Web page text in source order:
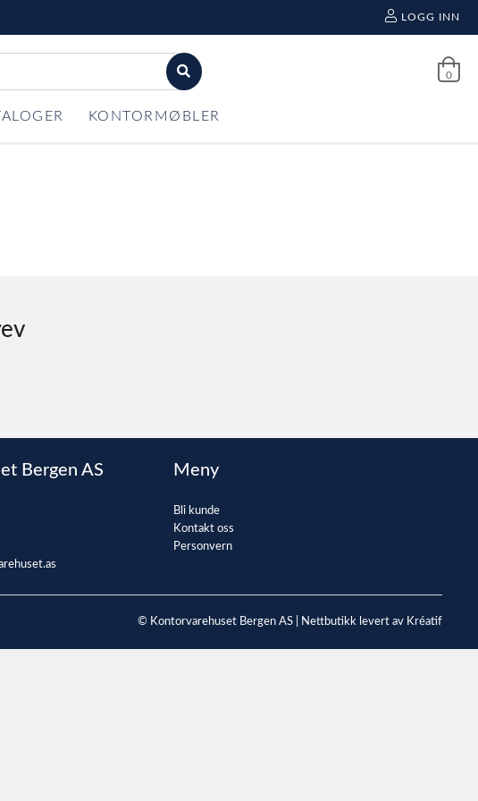
LOGG INN
0
KONTORMØBLER
Bergen AS Meny
Bli kunde
Kontakt oss
Personvern
© Kontorvarehuset Bergen AS | Nettbutikk levert av Kréatif